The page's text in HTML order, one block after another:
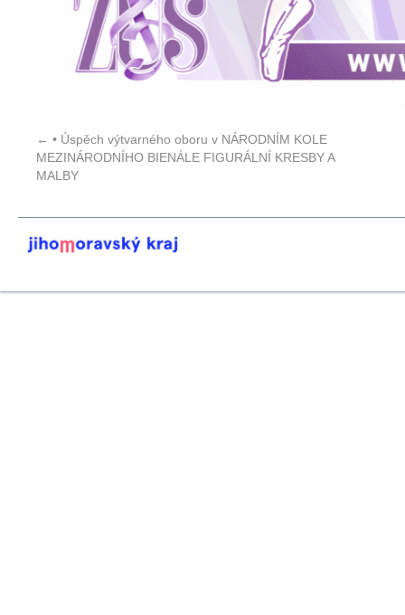
← • Úspěch výtvarného oboru v NÁRODNÍM KOLE
MEZINÁRODNÍHO BIENÁLE FIGURÁLNÍ KRESBY A
MALBY